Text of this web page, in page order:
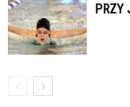
PRZY